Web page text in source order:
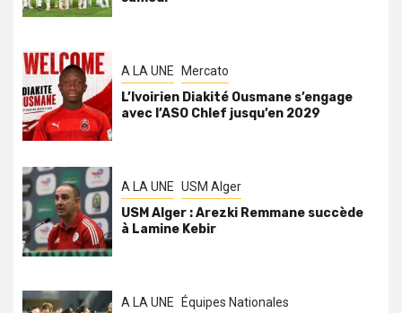
A LA UNE Mercato
L’Ivoirien Diakité Ousmane s’engage
avec l’ASO Chlef jusqu’en 2029
A LA UNE USM Alger
USM Alger : Arezki Remmane succède
à Lamine Kebir
A LA UNE Équipes Nationales